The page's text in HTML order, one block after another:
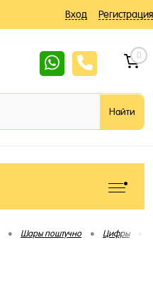
Вход Регистрация
0
• Шары поштучно • Цифры